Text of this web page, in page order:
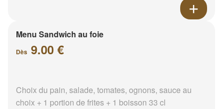
Menu Sandwich au foie
Dès 9.00 €
Choix du pain, salade, tomates, ognons, sauce au
choix + 1 portion de frites + 1 boisson 33 cl